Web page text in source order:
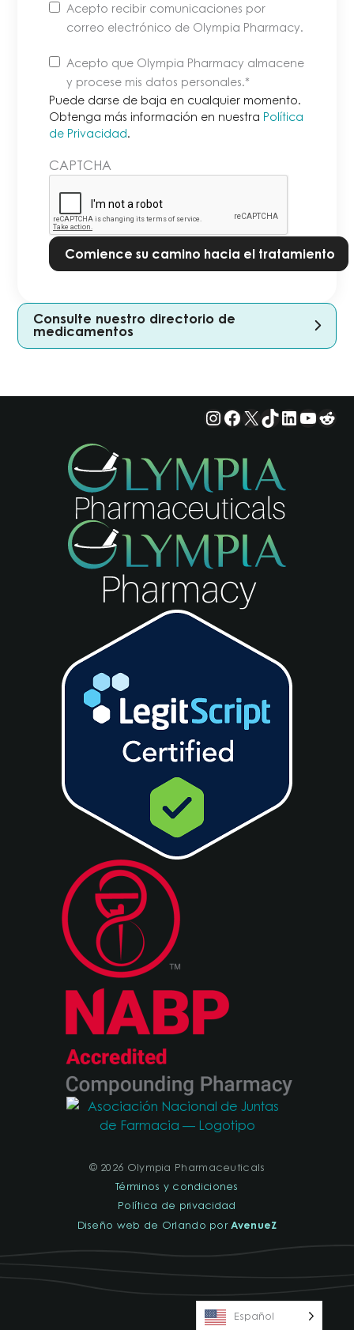
Acepto recibir comunicaciones por
correo electrónico de Olympia Pharmacy.
Puede
darse
de
baja
en
momento.
Obtenga
más
información
en
nuestra
de
Privacidad.*
Acepto que Olympia Pharmacy almacene
y procese mis datos personales.*
Puede darse de baja en cualquier momento.
Obtenga más información en nuestra Política
de Privacidad.
CAPTCHA
Consulte nuestro directorio de
medicamentos
Instagram
Facebook
X TikTok
LinkedIn
© 2026 Olympia Pharmaceuticals
Términos y condiciones
Política de privacidad
Diseño web de Orlando porAvenueZ
Español